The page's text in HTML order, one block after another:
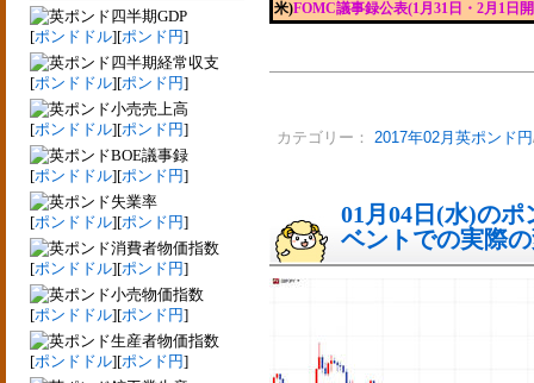
四半期GDP
[ポンドドル][ポンド円]
四半期経常収支
[ポンドドル][ポンド円]
小売売上高
[ポンドドル][ポンド円]
BOE議事録
[ポンドドル][ポンド円]
失業率
[ポンドドル][ポンド円]
消費者物価指数
[ポンドドル][ポンド円]
小売物価指数
[ポンドドル][ポンド円]
生産者物価指数
[ポンドドル][ポンド円]
米)FOMC議事録公表(1月31日・2月1日
カテゴリー： 2017年02月英ポンド円
01月04日(水)の
ベントでの実際